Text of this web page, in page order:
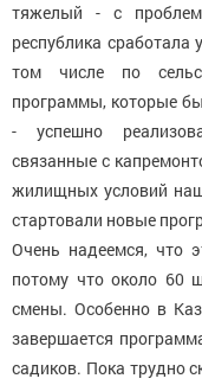
тяжелый - с
республика
том числе по
программы, которые
- успешно
связанные с
жилищных условий
стартовали новые
Очень надеемся, что
потому что около 60
смены. Особенно в
завершается
садиков. Пока трудно